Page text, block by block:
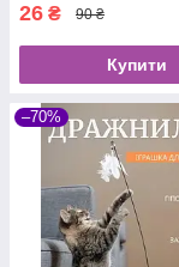
26 ₴ 90 ₴
Купити
–70%